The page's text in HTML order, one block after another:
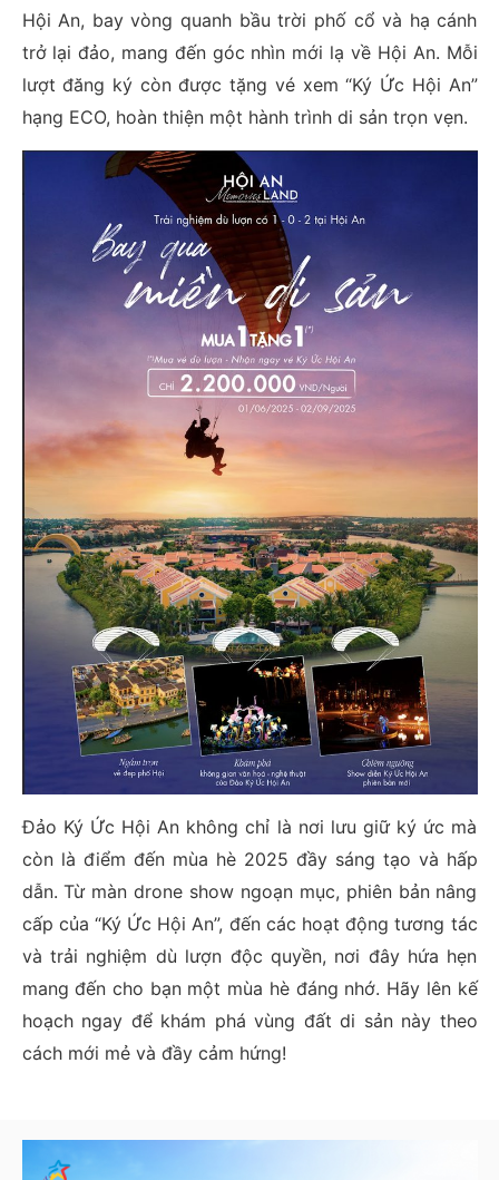
Hội An, bay vòng quanh bầu trời phố cổ và hạ cánh
trở lại đảo, mang đến góc nhìn mới lạ về Hội An. Mỗi
lượt đăng ký còn được tặng vé xem “Ký Ức Hội An”
hạng ECO, hoàn thiện một hành trình di sản trọn vẹn.
Đảo Ký Ức Hội An không chỉ là nơi lưu giữ ký ức mà
còn là điểm đến mùa hè 2025 đầy sáng tạo và hấp
dẫn. Từ màn drone show ngoạn mục, phiên bản nâng
cấp của “Ký Ức Hội An”, đến các hoạt động tương tác
và trải nghiệm dù lượn độc quyền, nơi đây hứa hẹn
mang đến cho bạn một mùa hè đáng nhớ. Hãy lên kế
hoạch ngay để khám phá vùng đất di sản này theo
cách mới mẻ và đầy cảm hứng!